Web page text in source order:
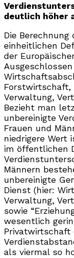
deutlich höher
Die
einheitlichen
der
Forstwirtschaft,
Verwaltung,
Bezieht man
unbereinigte
Frauen und
niedrigere Wert
im öffentlichen
Männern
unbereinigte
Dienst (hier:
Verwaltung,
sowie
wesentlich
Privatwirtschaft
als viermal so